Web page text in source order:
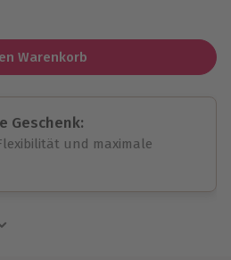
Warenkorb
Geschenk:
und maximale